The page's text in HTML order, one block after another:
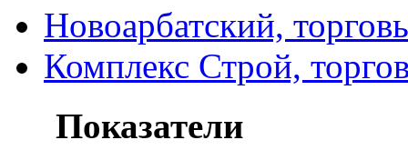
Новоарбатский,
Комплекс Строй,
Показатели